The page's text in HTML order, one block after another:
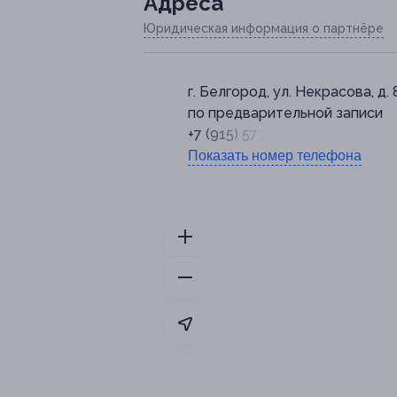
Юридическая информация о партнёре
г. Белгород, ул. Некрасова, д.
по предварительной записи
+7 (915) 573-12-78
Показать номер телефона